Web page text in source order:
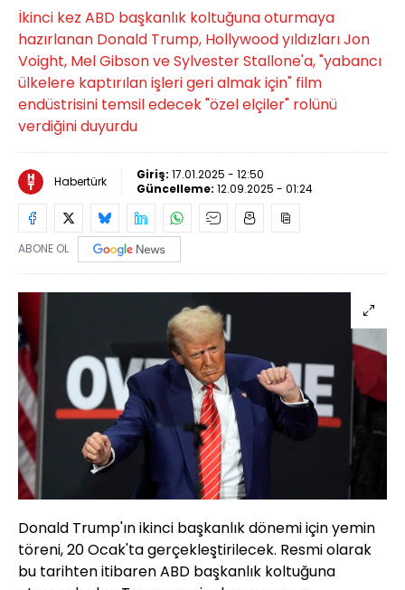
İkinci kez ABD başkanlık koltuğuna oturmaya
hazırlanan Donald Trump, Hollywood yıldızları Jon
Voight, Mel Gibson ve Sylvester Stallone'a, "yabancı
ülkelere kaptırılan işleri geri almak için" film
endüstrisini temsil edecek "özel elçiler" rolünü
verdiğini duyurdu
Habertürk Giriş: 17.01.2025 - 12:50
Güncelleme: 12.09.2025 - 01:24
ABONE OL
Donald Trump'ın ikinci başkanlık dönemi için yemin
töreni, 20 Ocak'ta gerçekleştirilecek. Resmi olarak
bu tarihten itibaren ABD başkanlık koltuğuna